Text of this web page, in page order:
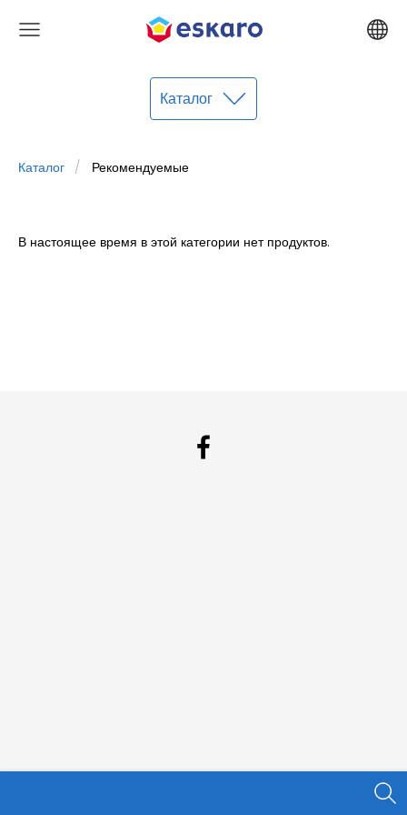
Каталог
Каталог Рекомендуемые
В настоящее время в этой категории нет продуктов.